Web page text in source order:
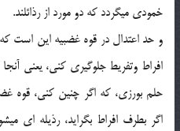
خمودي ميگردد كه دو مورد از رذائلند.
و حد اعتدال در قوه غضبيه اين است كه
افراط وتفريط جلوگيري كني، يعني
حلم بورزي، كه اگر چنين كني، قوه
اگر بطرف افراط بگرايد، رذيله اي